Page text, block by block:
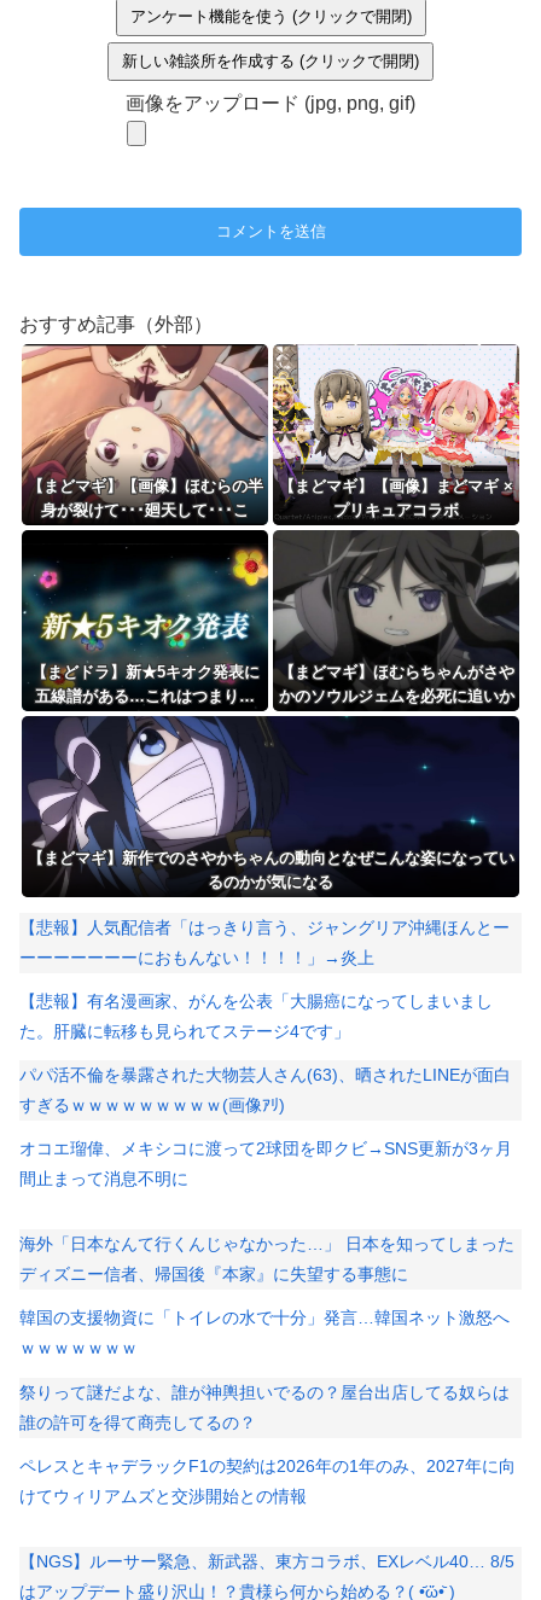
アンケート機能を使う (クリックで開閉)
新しい雑談所を作成する (クリックで開閉)
画像をアップロード (jpg, png, gif)
おすすめ記事（外部）
【まどマギ】【画像】ほむらの半
身が裂けて･･･廻天して･･･こ
れ･･･
【まどマギ】【画像】まどマギ ×
プリキュアコラボ
【まどドラ】新★5キオク発表に
五線譜がある…これはつまり…
【まどマギ】ほむらちゃんがさや
かのソウルジェムを必死に追いか
けるところ
【まどマギ】新作でのさやかちゃんの動向となぜこんな姿になってい
るのかが気になる
【悲報】人気配信者「はっきり言う、ジャングリア沖縄ほんとー
ーーーーーーーにおもんない！！！！」→炎上
【悲報】有名漫画家、がんを公表「大腸癌になってしまいまし
た。肝臓に転移も見られてステージ4です」
パパ活不倫を暴露された大物芸人さん(63)、晒されたLINEが面白
すぎるｗｗｗｗｗｗｗｗｗ(画像ｱﾘ)
オコエ瑠偉、メキシコに渡って2球団を即クビ→SNS更新が3ヶ月
間止まって消息不明に
海外「日本なんて行くんじゃなかった…」 日本を知ってしまった
ディズニー信者、帰国後『本家』に失望する事態に
韓国の支援物資に「トイレの水で十分」発言…韓国ネット激怒へ
ｗｗｗｗｗｗｗ
祭りって謎だよな、誰が神輿担いでるの？屋台出店してる奴らは
誰の許可を得て商売してるの？
ペレスとキャデラックF1の契約は2026年の1年のみ、2027年に向
けてウィリアムズと交渉開始との情報
【NGS】ルーサー緊急、新武器、東方コラボ、EXレベル40… 8/5
はアップデート盛り沢山！？貴様ら何から始める？( •᷄ὤ•᷅ )